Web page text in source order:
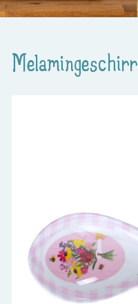
Melamingeschirr